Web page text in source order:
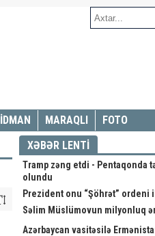
İDMAN MARAQLI FOTO
XƏBƏR LENTİ
Tramp zəng etdi - Pentaqonda
olundu
Prezident onu “Şöhrət” ordeni
Səlim Müslümovun milyonluq
Azərbaycan vasitəsilə